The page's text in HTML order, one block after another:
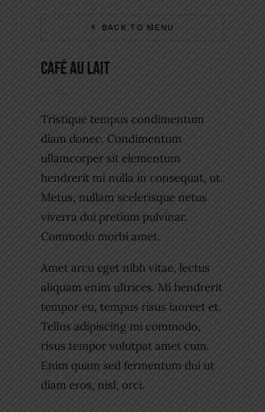
BACK TO MENU
Café Au Lait
Tristique tempus condimentum
diam donec. Condimentum
ullamcorper sit elementum
hendrerit mi nulla in consequat, ut.
Metus, nullam scelerisque netus
viverra dui pretium pulvinar.
Commodo morbi amet.
Amet arcu eget nibh vitae, lectus
aliquam enim ultrices. Mi hendrerit
tempor eu, tempus risus laoreet et.
Tellus adipiscing mi commodo,
risus tempor volutpat amet cum.
Enim quam sed fermentum dui ut
diam eros, nisl, orci.